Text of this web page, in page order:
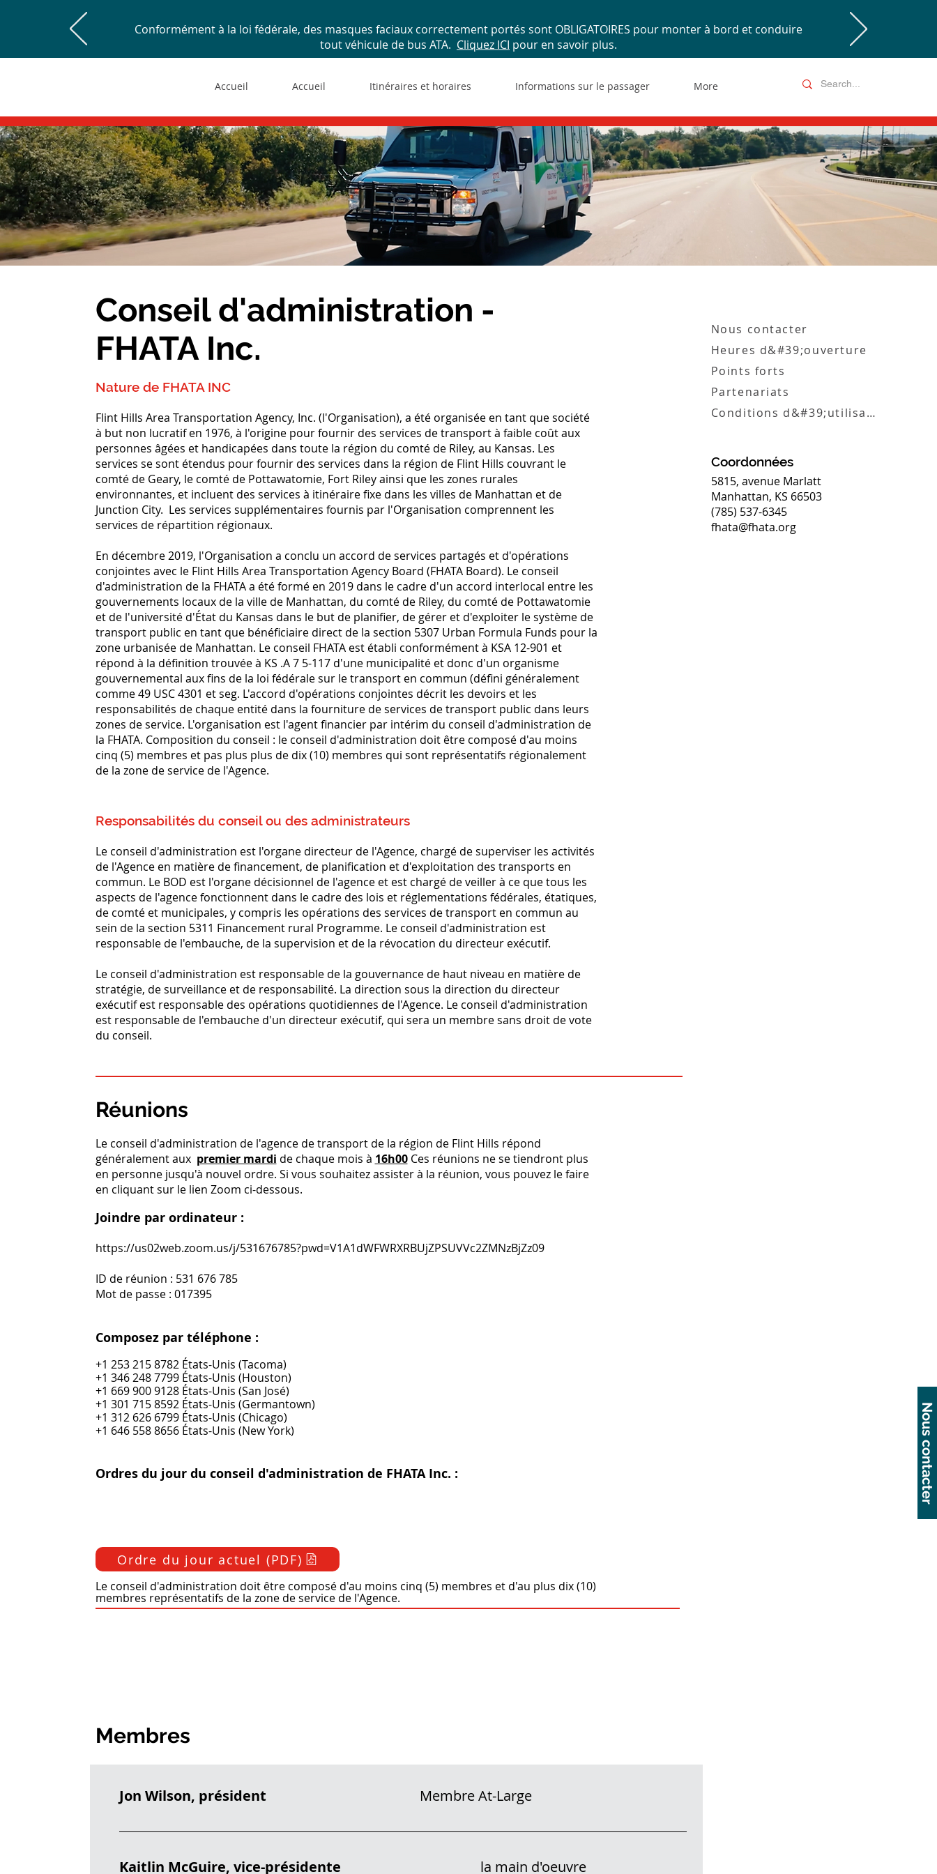
Conformément à la loi fédérale, des masques faciaux correctement portés sont OBLIGATOIRES pour monter à bord et conduire
tout véhicule de bus ATA. Cliquez ICI pour en savoir plus.
Accueil Accueil Itinéraires et horaires Informations sur le passager More
Nous contacter
Conseil d'administration -
FHATA Inc.
Nature de FHATA INC
Flint Hills Area Transportation Agency, Inc. (l'Organisation), a été organisée en tant que société
à but non lucratif en 1976, à l'origine pour fournir des services de transport à faible coût aux
personnes âgées et handicapées dans toute la région du comté de Riley, au Kansas. Les
services se sont étendus pour fournir des services dans la région de Flint Hills couvrant le
comté de Geary, le comté de Pottawatomie, Fort Riley ainsi que les zones rurales
environnantes, et incluent des services à itinéraire fixe dans les villes de Manhattan et de
Junction City. Les services supplémentaires fournis par l'Organisation comprennent les
services de répartition régionaux.
En décembre 2019, l'Organisation a conclu un accord de services partagés et d'opérations
conjointes avec le Flint Hills Area Transportation Agency Board (FHATA Board). Le conseil
d'administration de la FHATA a été formé en 2019 dans le cadre d'un accord interlocal entre les
gouvernements locaux de la ville de Manhattan, du comté de Riley, du comté de Pottawatomie
et de l'université d'État du Kansas dans le but de planifier, de gérer et d'exploiter le système de
transport public en tant que bénéficiaire direct de la section 5307 Urban Formula Funds pour la
zone urbanisée de Manhattan. Le conseil FHATA est établi conformément à KSA 12-901 et
répond à la définition trouvée à KS .A 7 5-117 d'une municipalité et donc d'un organisme
gouvernemental aux fins de la loi fédérale sur le transport en commun (défini généralement
comme 49 USC 4301 et seg. L'accord d'opérations conjointes décrit les devoirs et les
responsabilités de chaque entité dans la fourniture de services de transport public dans leurs
zones de service. L'organisation est l'agent financier par intérim du conseil d'administration de
la FHATA. Composition du conseil : le conseil d'administration doit être composé d'au moins
cinq (5) membres et pas plus plus de dix (10) membres qui sont représentatifs régionalement
de la zone de service de l'Agence.
Responsabilités du conseil ou des administrateurs
Le conseil d'administration est l'organe directeur de l'Agence, chargé de superviser les activités
de l'Agence en matière de financement, de planification et d'exploitation des transports en
commun. Le BOD est l'organe décisionnel de l'agence et est chargé de veiller à ce que tous les
aspects de l'agence fonctionnent dans le cadre des lois et réglementations fédérales, étatiques,
de comté et municipales, y compris les opérations des services de transport en commun au
sein de la section 5311 Financement rural Programme. Le conseil d'administration est
responsable de l'embauche, de la supervision et de la révocation du directeur exécutif.
Le conseil d'administration est responsable de la gouvernance de haut niveau en matière de
stratégie, de surveillance et de responsabilité. La direction sous la direction du directeur
exécutif est responsable des opérations quotidiennes de l'Agence. Le conseil d'administration
est responsable de l'embauche d'un directeur exécutif, qui sera un membre sans droit de vote
du conseil.
Nous contacter
Heures d&#39;ouverture
Points forts
Partenariats
Conditions d&#39;utilisation
Coordonnées
5815, avenue Marlatt
Manhattan, KS 66503
(785) 537-6345
fhata@fhata.org
Réunions
Le conseil d'administration de l'agence de transport de la région de Flint Hills répond
généralement aux premier mardi de chaque mois à 16h00Ces réunions ne se tiendront plus
en personne jusqu'à nouvel ordre. Si vous souhaitez assister à la réunion, vous pouvez le faire
en cliquant sur le lien Zoom ci-dessous.
Joindre par ordinateur :
https://us02web.zoom.us/j/531676785?pwd=V1A1dWFWRXRBUjZPSUVVc2ZMNzBjZz09
ID de réunion : 531 676 785
Mot de passe : 017395
Composez par téléphone :
+1 253 215 8782 États-Unis (Tacoma)
+1 346 248 7799 États-Unis (Houston)
+1 669 900 9128 États-Unis (San José)
+1 301 715 8592 États-Unis (Germantown)
+1 312 626 6799 États-Unis (Chicago)
+1 646 558 8656 États-Unis (New York)
Ordres du jour du conseil d'administration de FHATA Inc. :
Composition du conseil :
Le conseil d'administration doit être composé d'au moins cinq (5) membres et d'au plus dix (10)
membres représentatifs de la zone de service de l'Agence.
Ordre du jour actuel (PDF)
Membres
Jon Wilson, président Membre At-Large
Kaitlin McGuire, vice-présidente la main d'oeuvre